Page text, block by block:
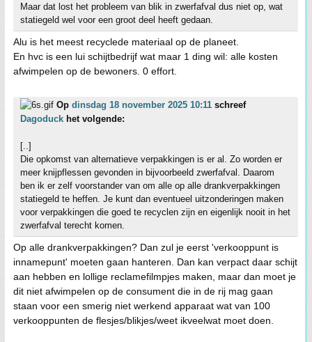
Maar dat lost het probleem van blik in zwerfafval dus niet op, wat
statiegeld wel voor een groot deel heeft gedaan.
Alu is het meest recyclede materiaal op de planeet.
En hvc is een lui schijtbedrijf wat maar 1 ding wil: alle kosten
afwimpelen op de bewoners. 0 effort.
Op dinsdag 18 november 2025 10:11 schreef
Dagoduck het volgende:
[..]
Die opkomst van alternatieve verpakkingen is er al. Zo worden er
meer knijpflessen gevonden in bijvoorbeeld zwerfafval. Daarom
ben ik er zelf voorstander van om alle op alle drankverpakkingen
statiegeld te heffen. Je kunt dan eventueel uitzonderingen maken
voor verpakkingen die goed te recyclen zijn en eigenlijk nooit in het
zwerfafval terecht komen.
Op alle drankverpakkingen? Dan zul je eerst 'verkooppunt is
innamepunt' moeten gaan hanteren. Dan kan verpact daar schijt
aan hebben en lollige reclamefilmpjes maken, maar dan moet je
dit niet afwimpelen op de consument die in de rij mag gaan
staan voor een smerig niet werkend apparaat wat van 100
verkooppunten de flesjes/blikjes/weet ikveelwat moet doen.